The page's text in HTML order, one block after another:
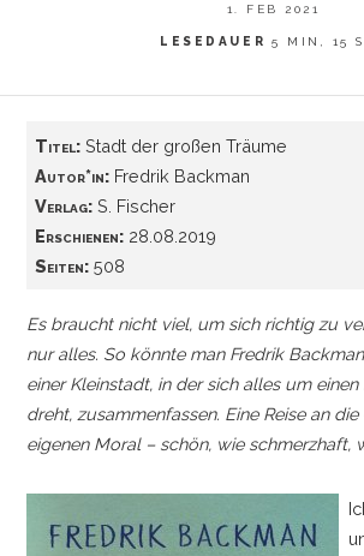
1. FEB 2021
LESEDAUER 5 MIN, 15
Titel:Stadt der großen Träume
Autor*in:Fredrik Backman
Verlag:S. Fischer
Erschienen:28.08.2019
Seiten:508
Es braucht nicht viel, um sich richtig zu
nur alles. So könnte man Fredrik
einer Kleinstadt, in der sich alles um
dreht, zusammenfassen. Eine Reise an die
eigenen Moral – schön, wie schmerzhaft,